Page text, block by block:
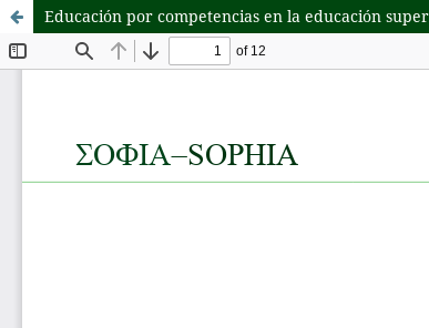
Educación por competencias en la educación